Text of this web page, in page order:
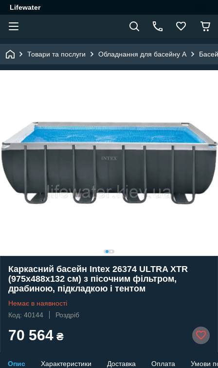
Lifewater
Товари та послуги Обладнання для басейну A
Каркасний басейн Intex 26374 ULTRA XTR
(975х488х132 см) з пісочним фільтром,
драбиною, підкладкою і тентом
Немає в наявності
Код: 40144
Роздріб
70 564 ₴
Опис Характеристики Доставка Оплата Умови